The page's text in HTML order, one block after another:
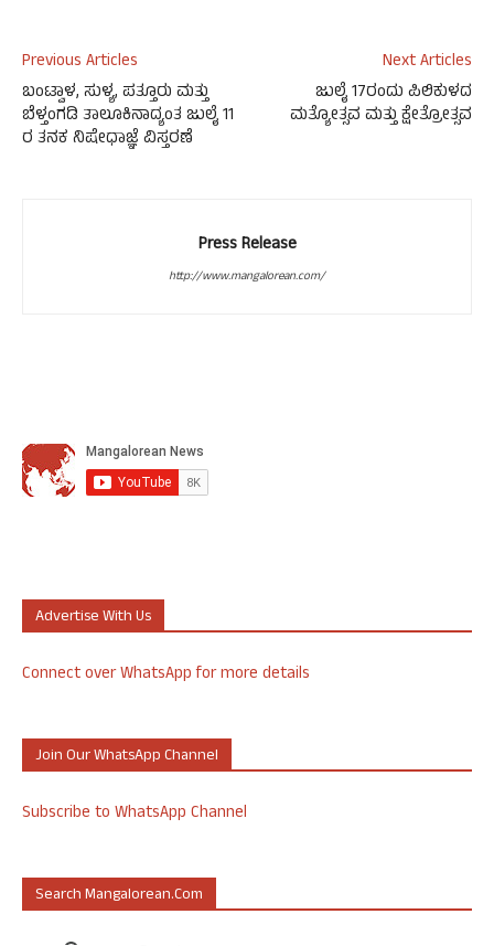
Previous Articles
ಬಂಟ್ವಾಳ, ಸುಳ್ಯ, ಪತ್ತೂರು ಮತ್ತು
ಬೆಳ್ತಂಗಡಿ ತಾಲೂಕಿನಾದ್ಯಂತ ಜುಲೈ 11
ರ ತನಕ ನಿಷೇಧಾಜ್ಞೆ ವಿಸ್ತರಣೆ
Next Articles
ಜುಲೈ 17ರಂದು ಪಿಲಿಕುಳದ
ಮತ್ಯೋತ್ಸವ ಮತ್ತು ಕ್ಷೇತ್ರೋತ್ಸವ
Press Release
http://www.mangalorean.com/
Advertise With Us
Connect over WhatsApp for more details
Join Our WhatsApp Channel
Subscribe to WhatsApp Channel
Search Mangalorean.com